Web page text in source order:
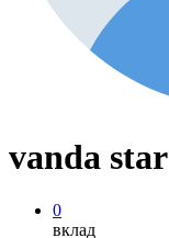
vanda star
0
вклад